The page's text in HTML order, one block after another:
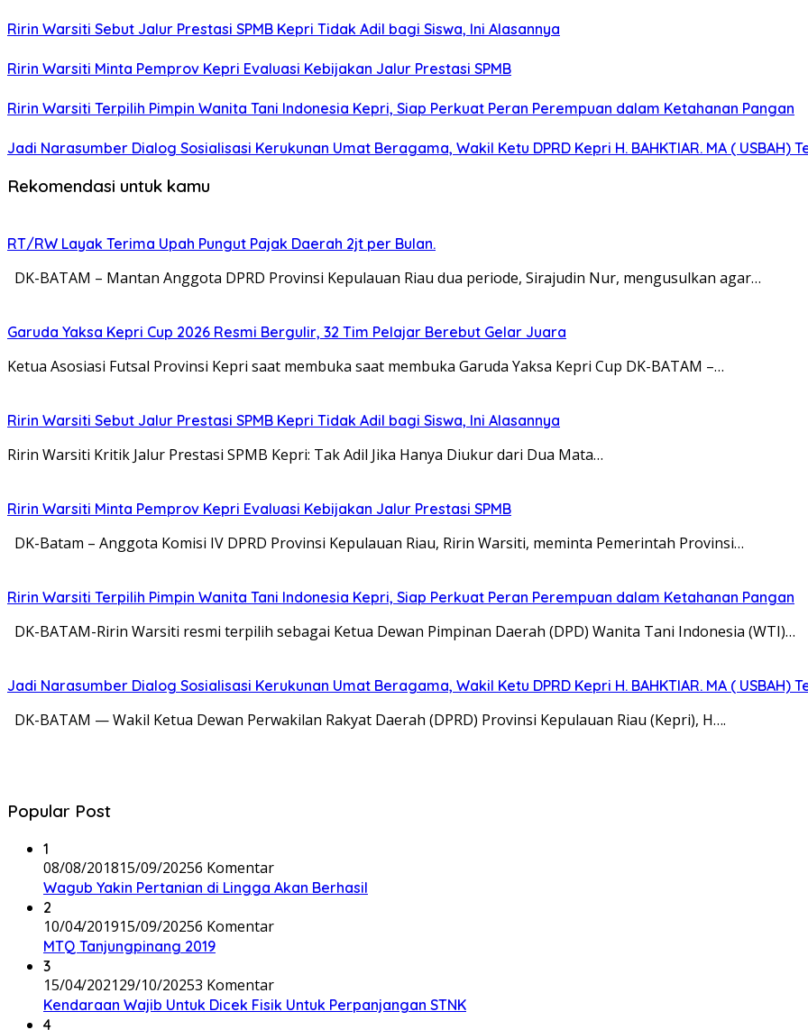
Ririn Warsiti Sebut Jalur Prestasi SPMB Kepri Tidak Adil bagi Siswa, Ini Alasannya
Ririn Warsiti Minta Pemprov Kepri Evaluasi Kebijakan Jalur Prestasi SPMB
Ririn Warsiti Terpilih Pimpin Wanita Tani Indonesia Kepri, Siap Perkuat Peran Perempuan dalam Ketahanan Pangan
Jadi Narasumber Dialog Sosialisasi Kerukunan Umat Beragama, Wakil Ketu DPRD Kepri H. BAHKTIAR. MA ( USBAH)
Rekomendasi untuk kamu
RT/RW Layak Terima Upah Pungut Pajak Daerah 2jt per Bulan.
DK-BATAM – Mantan Anggota DPRD Provinsi Kepulauan Riau dua periode, Sirajudin Nur, mengusulkan agar…
Garuda Yaksa Kepri Cup 2026 Resmi Bergulir, 32 Tim Pelajar Berebut Gelar Juara
Ketua Asosiasi Futsal Provinsi Kepri saat membuka saat membuka Garuda Yaksa Kepri Cup DK-BATAM –…
Ririn Warsiti Sebut Jalur Prestasi SPMB Kepri Tidak Adil bagi Siswa, Ini Alasannya
Ririn Warsiti Kritik Jalur Prestasi SPMB Kepri: Tak Adil Jika Hanya Diukur dari Dua Mata…
Ririn Warsiti Minta Pemprov Kepri Evaluasi Kebijakan Jalur Prestasi SPMB
DK-Batam – Anggota Komisi IV DPRD Provinsi Kepulauan Riau, Ririn Warsiti, meminta Pemerintah Provinsi…
Ririn Warsiti Terpilih Pimpin Wanita Tani Indonesia Kepri, Siap Perkuat Peran Perempuan dalam Ketahanan Pangan
DK-BATAM-Ririn Warsiti resmi terpilih sebagai Ketua Dewan Pimpinan Daerah (DPD) Wanita Tani Indonesia (WTI)…
Jadi Narasumber Dialog Sosialisasi Kerukunan Umat Beragama, Wakil Ketu DPRD Kepri H. BAHKTIAR. MA ( USBAH)
DK-BATAM — Wakil Ketua Dewan Perwakilan Rakyat Daerah (DPRD) Provinsi Kepulauan Riau (Kepri), H….
Popular Post
1
08/08/201815/09/20256 Komentar
Wagub Yakin Pertanian di Lingga Akan Berhasil
2
10/04/201915/09/20256 Komentar
MTQ Tanjungpinang 2019
3
15/04/202129/10/20253 Komentar
Kendaraan Wajib Untuk Dicek Fisik Untuk Perpanjangan STNK
4